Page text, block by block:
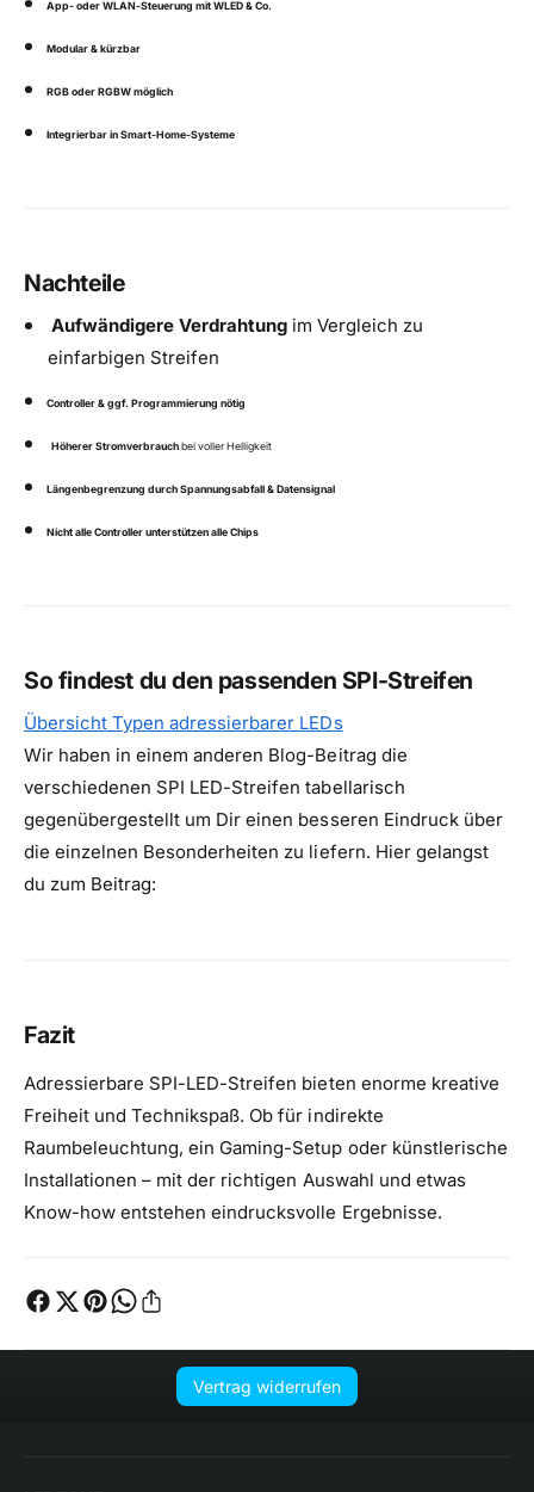
App- oder WLAN-Steuerung mit WLED & Co.
Modular & kürzbar
RGB oder RGBW möglich
Integrierbar in Smart-Home-Systeme
Nachteile
Aufwändigere Verdrahtungim Vergleich zu
einfarbigen Streifen
Controller & ggf. Programmierung nötig
Höherer Stromverbrauchbei voller Helligkeit
Längenbegrenzung durch Spannungsabfall & Datensignal
Nicht alle Controller unterstützen alle Chips
So findest du den passenden SPI-Streifen
Wir haben in einem anderen Blog-Beitrag die
verschiedenen SPI LED-Streifen tabellarisch
gegenübergestellt um Dir einen besseren Eindruck über
die einzelnen Besonderheiten zu liefern. Hier gelangst
du zum Beitrag:
Übersicht Typen adressierbarer LEDs
Fazit
Adressierbare SPI-LED-Streifen bieten enorme kreative
Freiheit und Technikspaß. Ob für indirekte
Raumbeleuchtung, ein Gaming-Setup oder künstlerische
Installationen – mit der richtigen Auswahl und etwas
Know-how entstehen eindrucksvolle Ergebnisse.
Vertrag widerrufen